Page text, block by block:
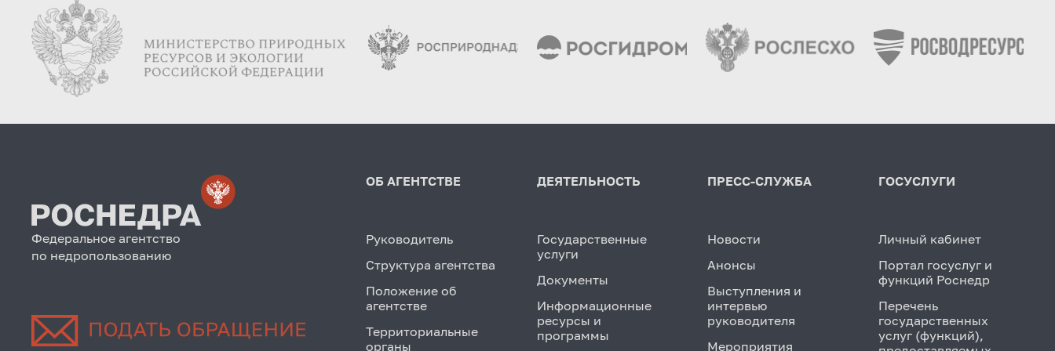
Федеральное агентство
по недропользованию
ОБ АГЕНТСТВЕ
Руководитель
Структура агентства
Положение об
агентстве
Территориальные
органы
ДЕЯТЕЛЬНОСТЬ
Государственные
услуги
Документы
Информационные
ресурсы и
программы
ПРЕСС-СЛУЖБА
Новости
Анонсы
Выступления и
интервью
руководителя
Мероприятия
ГОСУСЛУГИ
Личный кабинет
Портал госуслуг и
функций Роснедр
Перечень
государственных
услуг (функций),